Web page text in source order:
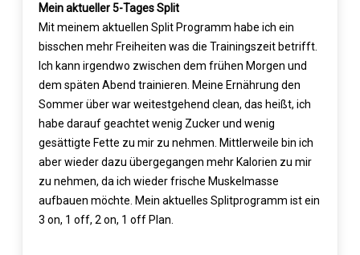
Mein aktueller 5-Tages Split
Mit meinem aktuellen Split Programm habe ich ein
bisschen mehr Freiheiten was die Trainingszeit betrifft.
Ich kann irgendwo zwischen dem frühen Morgen und
dem späten Abend trainieren. Meine Ernährung den
Sommer über war weitestgehend clean, das heißt, ich
habe darauf geachtet wenig Zucker und wenig
gesättigte Fette zu mir zu nehmen. Mittlerweile bin ich
aber wieder dazu übergegangen mehr Kalorien zu mir
zu nehmen, da ich wieder frische Muskelmasse
aufbauen möchte. Mein aktuelles Splitprogramm ist ein
3 on, 1 off, 2 on, 1 off Plan.